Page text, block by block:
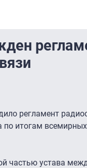
регламент
итогам
частью устава